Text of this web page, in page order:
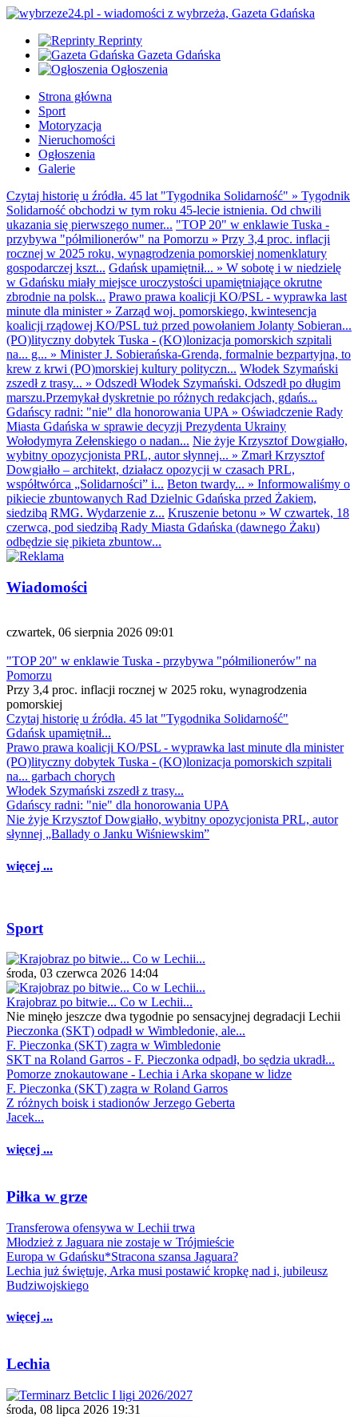
Reprinty
Gazeta Gdańska
Ogłoszenia
Strona główna
Sport
Motoryzacja
Nieruchomości
Ogłoszenia
Galerie
Czytaj historię u źródła. 45 lat "Tygodnika Solidarność" » Tygodnik
Solidarność obchodzi w tym roku 45-lecie istnienia. Od chwili
ukazania się pierwszego numer... "TOP 20" w enklawie Tuska -
przybywa "półmilionerów" na Pomorzu » Przy 3,4 proc. inflacji
rocznej w 2025 roku, wynagrodzenia pomorskiej nomenklatury
gospodarczej kszt... Gdańsk upamiętnił... » W sobotę i w niedzielę
w Gdańsku miały miejsce uroczystości upamiętniające okrutne
zbrodnie na polsk... Prawo prawa koalicji KO/PSL - wyprawka last
minute dla minister» Zarząd woj. pomorskiego, kwintesencja
koalicji rządowej KO/PSL tuż przed powołaniem Jolanty Sobieran...
(PO)lityczny dobytek Tuska - (KO)lonizacja pomorskich szpitali
na... g... » Minister J. Sobierańska-Grenda, formalnie bezpartyjna, to
krew z krwi (PO)morskiej kultury polityczn... Włodek Szymański
zszedł z trasy... » Odszedł Włodek Szymański. Odszedł po długim
marszu.Przemykał dyskretnie po różnych redakcjach, gdańs...
Gdańscy radni: "nie" dla honorowania UPA » Oświadczenie Rady
Miasta Gdańska w sprawie decyzji Prezydenta Ukrainy
Wołodymyra Zełenskiego o nadan... Nie żyje Krzysztof Dowgiałło,
wybitny opozycjonista PRL, autor słynnej... » Zmarł Krzysztof
Dowgiałło – architekt, działacz opozycji w czasach PRL,
współtwórca „Solidarności” i... Beton twardy... » Informowaliśmy o
pikiecie zbuntowanych Rad Dzielnic Gdańska przed Żakiem,
siedzibą RMG. Wydarzenie z... Kruszenie betonu » W czwartek, 18
czerwca, pod siedzibą Rady Miasta Gdańska (dawnego Żaku)
odbędzie się pikieta zbuntow...
Wiadomości
czwartek, 06 sierpnia 2026 09:01
"TOP 20" w enklawie Tuska - przybywa "półmilionerów" na
Pomorzu
Przy 3,4 proc. inflacji rocznej w 2025 roku, wynagrodzenia
pomorskiej
Czytaj historię u źródła. 45 lat "Tygodnika Solidarność"
Gdańsk upamiętnił...
Prawo prawa koalicji KO/PSL - wyprawka last minute dla minister
(PO)lityczny dobytek Tuska - (KO)lonizacja pomorskich szpitali
na... garbach chorych
Włodek Szymański zszedł z trasy...
Gdańscy radni: "nie" dla honorowania UPA
Nie żyje Krzysztof Dowgiałło, wybitny opozycjonista PRL, autor
słynnej „Ballady o Janku Wiśniewskim”
więcej ...
Sport
środa, 03 czerwca 2026 14:04
Krajobraz po bitwie... Co w Lechii...
Nie minęło jeszcze dwa tygodnie po sensacyjnej degradacji Lechii
Pieczonka (SKT) odpadł w Wimbledonie, ale...
F. Pieczonka (SKT) zagra w Wimbledonie
SKT na Roland Garros - F. Pieczonka odpadł, bo sędzia ukradł...
Pomorze znokautowane - Lechia i Arka skopane w lidze
F. Pieczonka (SKT) zagra w Roland Garros
Z różnych boisk i stadionów Jerzego Geberta
Jacek...
więcej ...
Piłka w grze
Transferowa ofensywa w Lechii trwa
Młodzież z Jaguara nie zostaje w Trójmieście
Europa w Gdańsku*Stracona szansa Jaguara?
Lechia już świętuje, Arka musi postawić kropkę nad i, jubileusz
Budziwojskiego
więcej ...
Lechia
środa, 08 lipca 2026 19:31